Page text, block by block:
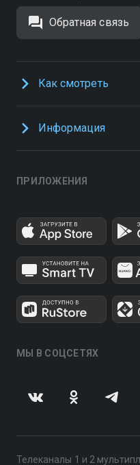
Обратная связь
Как смотреть
Информация
ПРИЛОЖЕНИЯ
МЫ В СОЦСЕТЯХ
Телеканалы 1 и 2